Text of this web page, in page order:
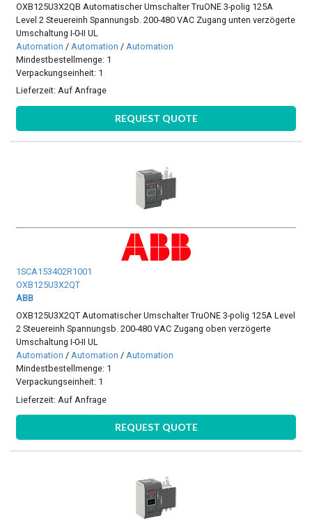
OXB125U3X2QB Automatischer Umschalter TruONE 3-polig 125A
Level 2 Steuereinh Spannungsb. 200-480 VAC Zugang unten verzögerte
Umschaltung I-0-II UL
Automation / Automation / Automation
Mindestbestellmenge: 1
Verpackungseinheit: 1
Lieferzeit:Auf Anfrage
REQUEST QUOTE
1SCA153402R1001
OXB125U3X2QT
ABB
OXB125U3X2QT Automatischer Umschalter TruONE 3-polig 125A Level
2 Steuereinh Spannungsb. 200-480 VAC Zugang oben verzögerte
Umschaltung I-0-II UL
Automation /Automation /Automation
Mindestbestellmenge: 1
Verpackungseinheit: 1
Lieferzeit: Auf Anfrage
REQUEST QUOTE